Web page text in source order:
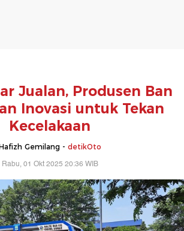
Jualan, Produsen Ban
Inovasi untuk Tekan
Kecelakaan
Gemilang - detikOto
Rabu, 01 Okt 2025 20:36 WIB